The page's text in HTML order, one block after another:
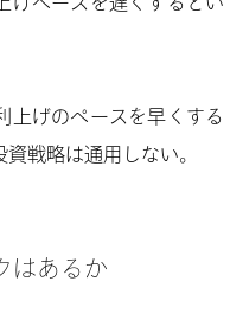
上げのペースを早くする
戦略は通用しない。
はあるか